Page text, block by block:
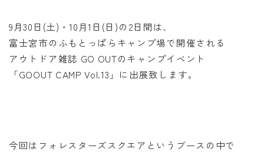
9月30日(土)・10月1日(日)の2日間は、
富士宮市のふもとっぱらキャンプ場で開催される
アウトドア雑誌 GO OUTのキャンプイベント
「GOOUT CAMP Vol.13」に出展致します。
今回はフォレスターズスクエアというブースの中で